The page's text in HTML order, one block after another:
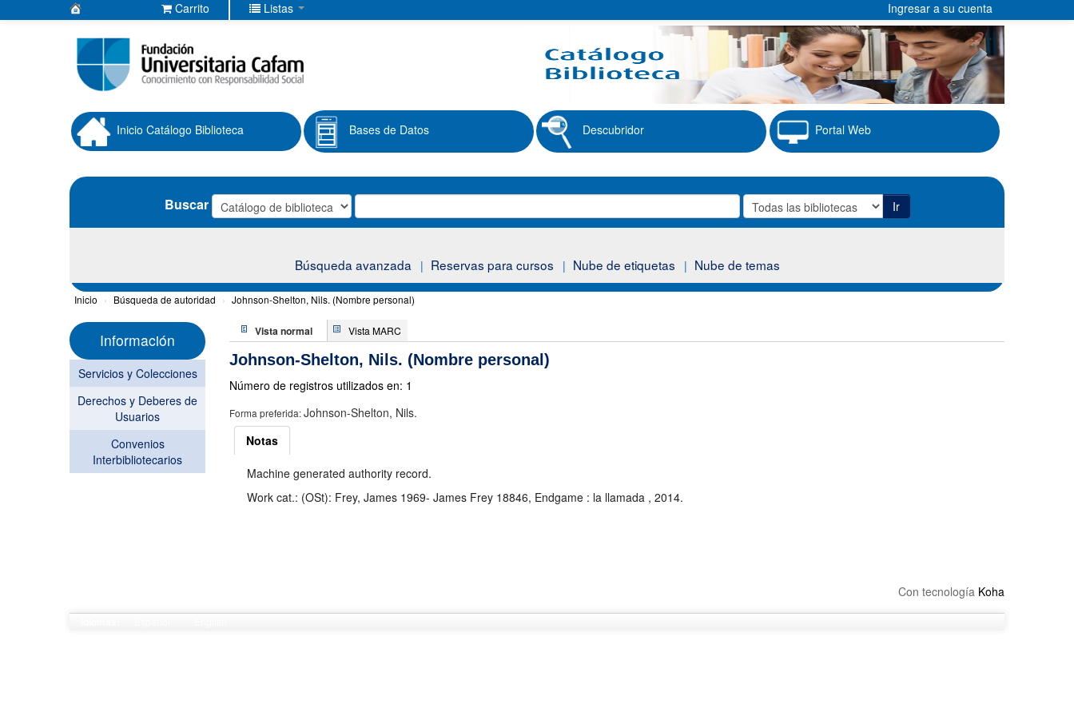
Biblioteca
Fundación
Universitaria
Cafam
Carrito Listas Ingresar a su cuenta
Inicio Catálogo Biblioteca Bases de Datos Descubridor Portal Web
Buscar Ir
Búsqueda avanzada Reservas para cursos Nube de etiquetas Nube de temas
Inicio › Búsqueda de autoridad › Johnson-Shelton, Nils. (Nombre personal)
Información
Servicios y Colecciones
Derechos y Deberes de
Usuarios
Convenios
Interbibliotecarios
Vista normal Vista MARC
Johnson-Shelton, Nils. (Nombre personal)
Número de registros utilizados en: 1
Forma preferida:Johnson-Shelton, Nils.
Notas
Machine generated authority record.
Work cat.: (OSt): Frey, James 1969- James Frey 18846, Endgame : la llamada , 2014.
Con tecnología Koha